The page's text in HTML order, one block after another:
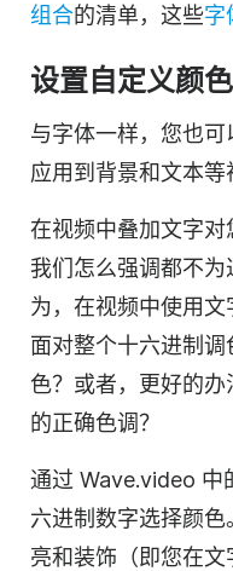
组合的清单，这些字
设置自定义颜色
与字体一样，您也
应用到背景和文本等
在视频中叠加文字对
我们怎么强调都不
为，在视频中使用文
面对整个十六进制
色？或者，更好的
的正确色调？
通过 Wave.video 中
六进制数字选择颜
亮和装饰（即您在